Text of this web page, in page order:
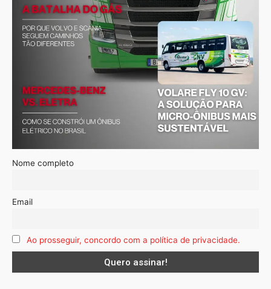
Nome completo
Email
Ao prosseguir, concordo com a política de privacidade.